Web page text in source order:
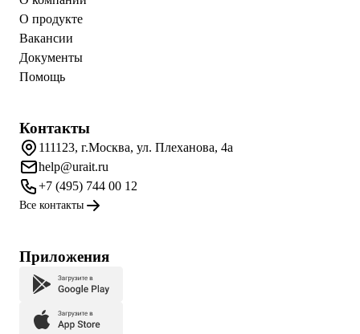
О продукте
Вакансии
Документы
Помощь
Контакты
111123, г.Москва, ул. Плеханова, 4а
help@urait.ru
+7 (495) 744 00 12
Все контакты
Приложения